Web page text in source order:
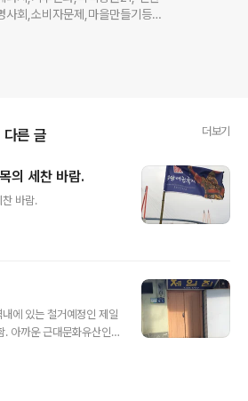
사회,소비자문제,마을만들기등...
다른 글 더보기
의 세찬 바람.
바람.
에 있는 철거예정인 제일
. 아까운 근대문화유산인